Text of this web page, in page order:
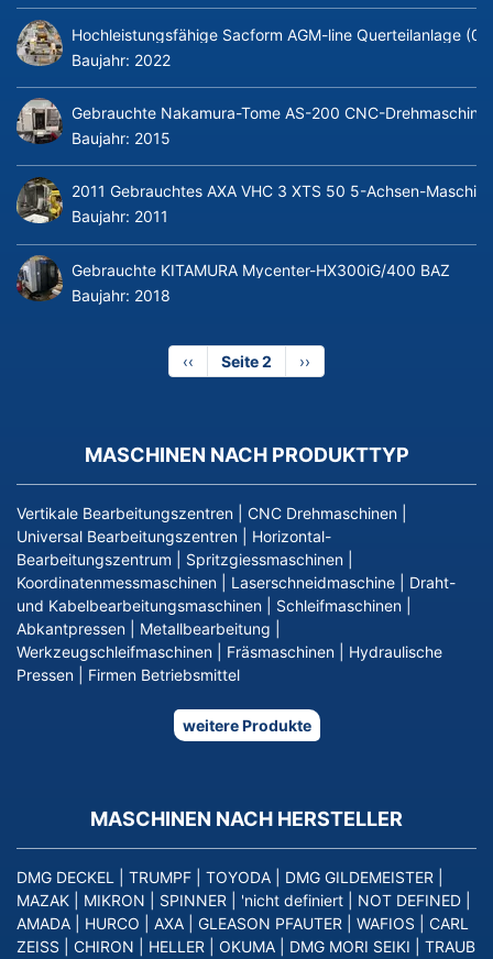
Hochleistungsfähige Sacform AGM-line Querteilanlage
Baujahr: 2022
Gebrauchte Nakamura-Tome AS-200 CNC-
Baujahr: 2015
2011 Gebrauchtes AXA VHC 3 XTS 50 5-Achsen-
Baujahr: 2011
Gebrauchte KITAMURA Mycenter-HX300iG/400 BAZ
Baujahr: 2018
Vorherige
Seite
‹‹ Seite 2
Nächste
Seite
››
MASCHINEN NACH PRODUKTTYP
Vertikale Bearbeitungszentren CNC Drehmaschinen
Universal Bearbeitungszentren
Horizontal-
Bearbeitungszentrum
Spritzgiessmaschinen
Koordinatenmessmaschinen
Laserschneidmaschine
Draht-
und Kabelbearbeitungsmaschinen
Schleifmaschinen
Abkantpressen
Metallbearbeitung
Werkzeugschleifmaschinen
Fräsmaschinen
Hydraulische
Pressen
Firmen Betriebsmittel
weitere Produkte
MASCHINEN NACH HERSTELLER
DMG DECKEL TRUMPF TOYODA DMG GILDEMEISTER
MAZAK
MIKRON SPINNER 'nicht definiert NOT DEFINED
AMADA
HURCO AXA GLEASON PFAUTER WAFIOS
CARL
ZEISS
CHIRON HELLER OKUMA DMG MORI SEIKI
TRAUB